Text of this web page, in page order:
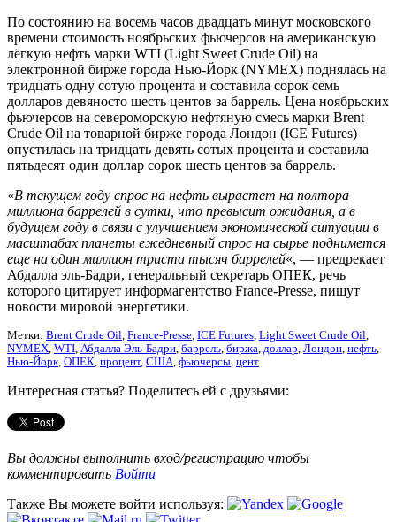
По состоянию на восемь часов двадцать минут московского
времени стоимость ноябрьских фьючерсов на американскую
лёгкую нефть марки WTI (Light Sweet Crude Oil) на
электронной бирже города Нью-Йорк (NYMEX) поднялась на
тридцать одну сотую процента и составила сорок семь
долларов девяносто шесть центов за баррель. Цена ноябрьских
фьючерсов на североморскую нефтяную смесь марки Brent
Crude Oil на товарной бирже города Лондон (ICE Futures)
опустилась на тридцать девять сотых процента и составила
пятьдесят один доллар сорок шесть центов за баррель.
«В текущем году спрос на нефть вырастет на полтора
миллиона баррелей в сутки, что превысит ожидания, а в
будущем году в связи с улучшением экономической ситуации в
масштабах планеты ежедневный спрос на сырье поднимется
еще на один миллион триста тысяч баррелей«, — предрекает
Абдалла эль-Бадри, генеральный секретарь ОПЕК, речь
которого цитирует информагентство France-Presse, пишут
новости мировой энергетики.
Метки: Brent Crude Oil, France-Presse, ICE Futures, Light Sweet Crude Oil,
NYMEX, WTI, Абдалла Эль-Бадри, баррель, биржа, доллар, Лондон, нефть,
Нью-Йорк, ОПЕК, процент, США, фьючерсы, цент
Интересная статья? Поделитесь ей с друзьями:
Вы должны выполнить вход/регистрацию чтобы
комментировать Войти
Также Вы можете войти используя: